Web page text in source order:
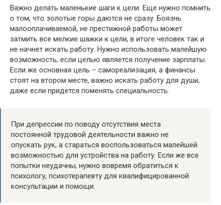
Важно делать маленькие шаги к цели. Еще нужно помнить
о том, что золотые горы даются не сразу. Боязнь
малооплачиваемой, не престижной работы может
затмить все мелкие шажки к цели, в итоге человек так и
не начнет искать работу. Нужно использовать малейшую
возможность, если целью является получение зарплаты.
Если же основная цель – самореализация, а финансы
стоят на втором месте, важно искать работу для души,
даже если придется поменять специальность.
При депрессии по поводу отсутствия места
постоянной трудовой деятельности важно не
опускать рук, а стараться воспользоваться малейшей
возможностью для устройства на работу. Если же все
попытки неудачны, нужно вовремя обратиться к
психологу, психотерапевту для квалифицированной
консультации и помощи.